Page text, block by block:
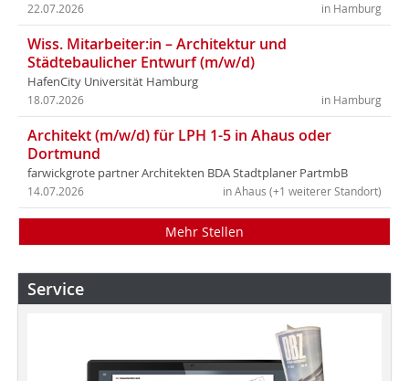
in Hamburg
22.07.2026
Wiss. Mitarbeiter:in – Architektur und
Städtebaulicher Entwurf (m/w/d)
HafenCity Universität Hamburg
in Hamburg
18.07.2026
Architekt (m/w/d) für LPH 1-5 in Ahaus oder
Dortmund
farwickgrote partner Architekten BDA Stadtplaner PartmbB
in Ahaus (+1 weiterer Standort)
14.07.2026
Mehr Stellen
Service